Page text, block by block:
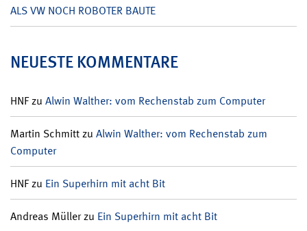
ALS VW NOCH ROBOTER BAUTE
NEUESTE KOMMENTARE
HNFzu Alwin Walther: vom Rechenstab zum Computer
Martin Schmittzu Alwin Walther: vom Rechenstab zum
Computer
HNFzu Ein Superhirn mit acht Bit
Andreas Müllerzu Ein Superhirn mit acht Bit